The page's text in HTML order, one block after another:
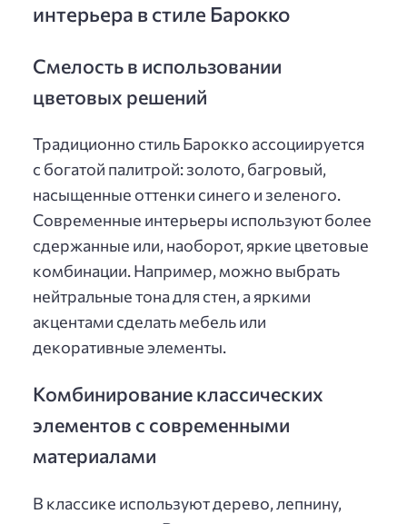
интерьера в стиле Барокко
Смелость в использовании
цветовых решений
Традиционно стиль Барокко ассоциируется
с богатой палитрой: золото, багровый,
насыщенные оттенки синего и зеленого.
Современные интерьеры используют более
сдержанные или, наоборот, яркие цветовые
комбинации. Например, можно выбрать
нейтральные тона для стен, а яркими
акцентами сделать мебель или
декоративные элементы.
Комбинирование классических
элементов с современными
материалами
В классике используют дерево, лепнину,